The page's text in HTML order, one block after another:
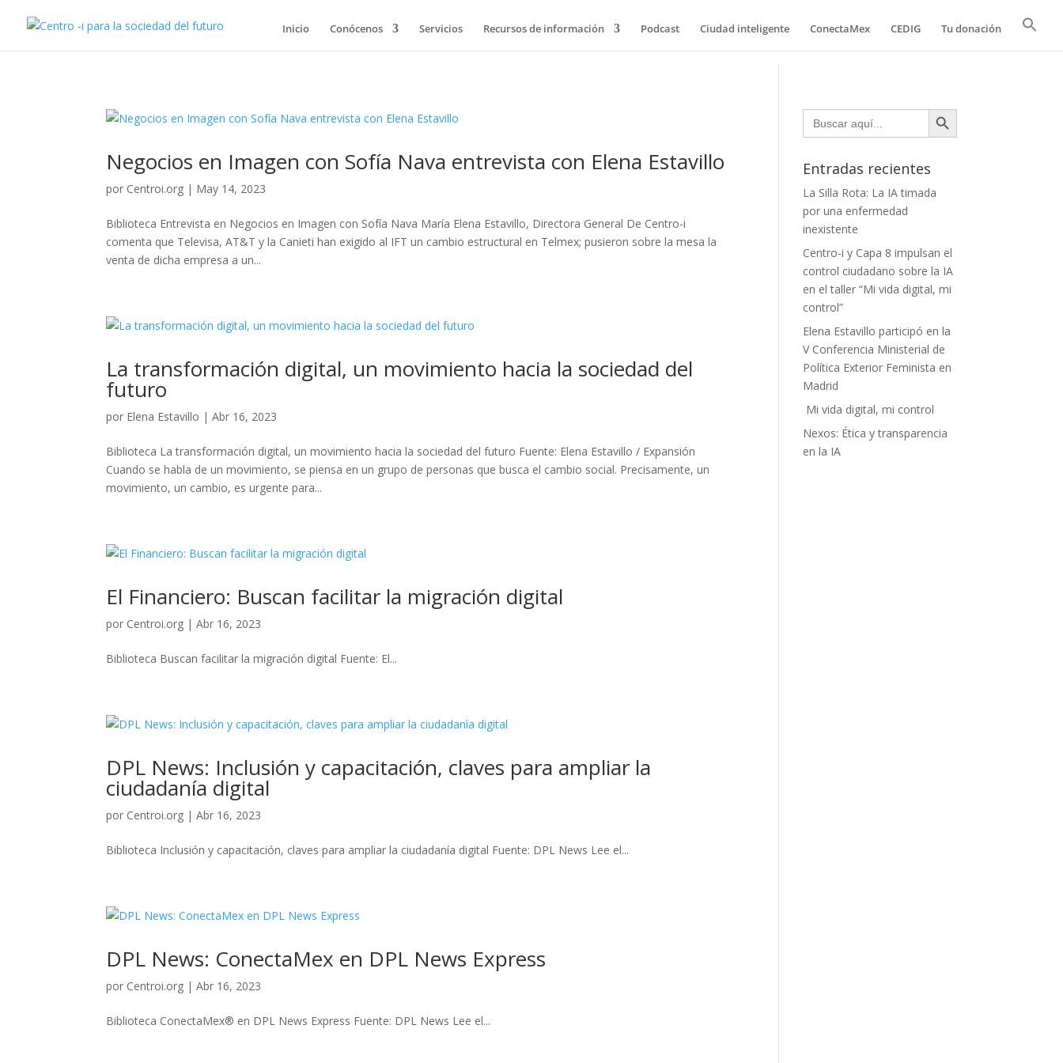
Inicio Conócenos Servicios Recursos de información Podcast Ciudad inteligente ConectaMex CEDIG Tu donación
Negocios en Imagen con Sofía Nava entrevista con Elena Estavillo
por Centroi.org | May 14, 2023
Biblioteca Entrevista en Negocios en Imagen con Sofía Nava María Elena Estavillo, Directora General De Centro-i
comenta que Televisa, AT&T y la Canieti han exigido al IFT un cambio estructural en Telmex; pusieron sobre la mesa la
venta de dicha empresa a un...
La transformación digital, un movimiento hacia la sociedad del
futuro
por Elena Estavillo |Abr 16, 2023
Biblioteca La transformación digital, un movimiento hacia la sociedad del futuro Fuente: Elena Estavillo / Expansión
Cuando se habla de un movimiento, se piensa en un grupo de personas que busca el cambio social. Precisamente, un
movimiento, un cambio, es urgente para...
El Financiero: Buscan facilitar la migración digital
por Centroi.org |Abr 16, 2023
Biblioteca Buscan facilitar la migración digital Fuente: El...
DPL News: Inclusión y capacitación, claves para ampliar la
ciudadanía digital
por Centroi.org |Abr 16, 2023
Biblioteca Inclusión y capacitación, claves para ampliar la ciudadanía digital Fuente: DPL News Lee el...
DPL News: ConectaMex en DPL News Express
por Centroi.org |Abr 16, 2023
Biblioteca ConectaMex® en DPL News Express Fuente: DPL News Lee el...
Buscar: Botón de búsqueda
Entradas recientes
La Silla Rota: La IA timada
por una enfermedad
inexistente
Centro-i y Capa 8 impulsan el
control ciudadano sobre la IA
en el taller “Mi vida digital, mi
control”
Elena Estavillo participó en la
V Conferencia Ministerial de
Política Exterior Feminista en
Madrid
Mi vida digital, mi control
Nexos: Ética y transparencia
en la IA